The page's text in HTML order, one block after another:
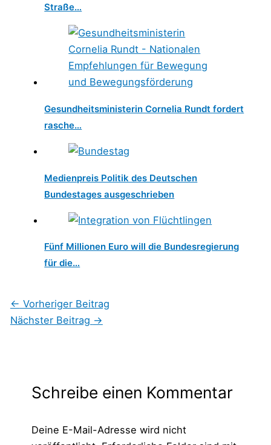
Straße…
Gesundheitsministerin Cornelia Rundt fordert
rasche…
Medienpreis Politik des Deutschen
Bundestages ausgeschrieben
Fünf Millionen Euro will die Bundesregierung
für die…
← Vorheriger Beitrag
Nächster Beitrag →
Schreibe einen Kommentar
Deine E-Mail-Adresse wird nicht